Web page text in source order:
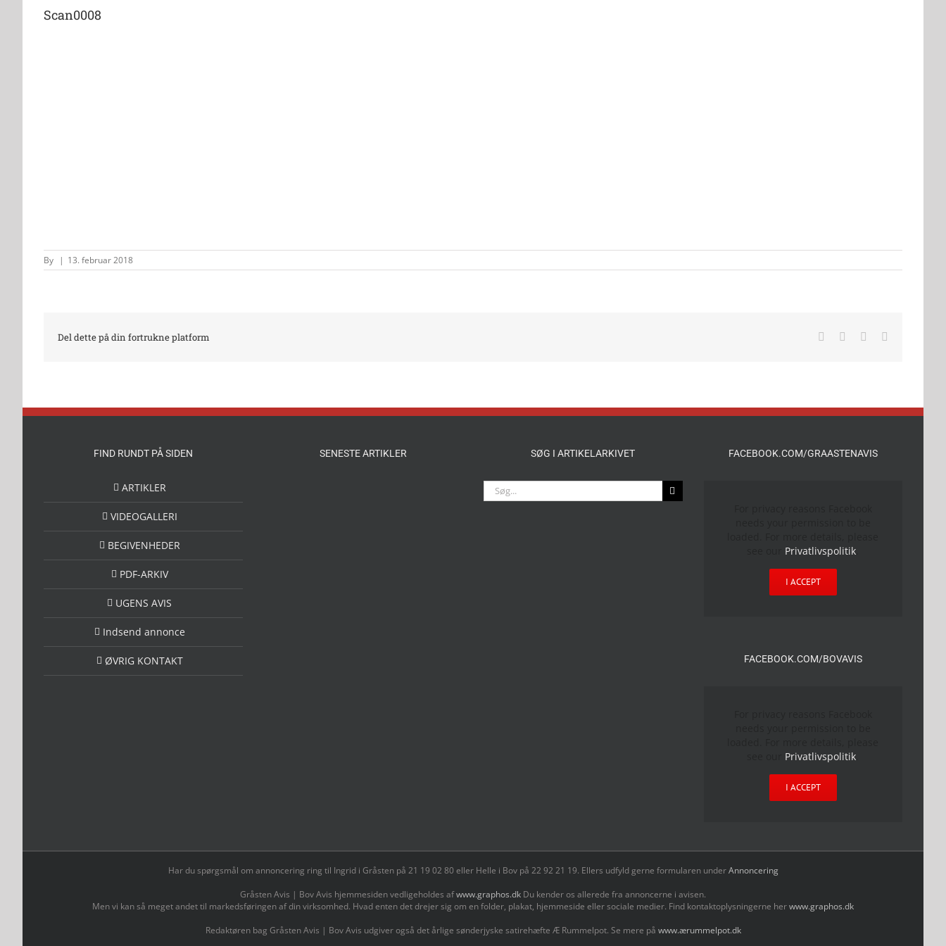
Scan0008
By | 13. februar 2018
Del dette på din fortrukne platform Facebook LinkedIn
FIND RUNDT PÅ SIDEN
ARTIKLER
VIDEOGALLERI
BEGIVENHEDER
PDF-ARKIV
UGENS AVIS
Indsend annonce
ØVRIG KONTAKT
SENESTE ARTIKLER SØG I ARTIKELARKIVET
Søg
efter:
FACEBOOK.COM/GRAASTENAVIS
Privatlivspolitik
I ACCEPT
FACEBOOK.COM/BOVAVIS
Privatlivspolitik
I ACCEPT
Har du spørgsmål om annoncering ring til Ingrid i Gråsten på 21 19 02 80 ‬eller Helle i Bov på 22 92 21 19‬. Ellers udfyld gerne formularen underAnnoncering
Gråsten Avis | Bov Avis hjemmesiden vedligeholdes afwww.graphos.dk Du kender os allerede fra annoncerne i avisen.
Men vi kan så meget andet til markedsføringen af din virksomhed. Hvad enten det drejer sig om en folder, plakat, hjemmeside eller sociale medier. Find kontaktoplysningerne herwww.graphos.dk
Redaktøren bag Gråsten Avis | Bov Avis udgiver også det årlige sønderjyske satirehæfte Æ Rummelpot. Se mere på www.ærummelpot.dk